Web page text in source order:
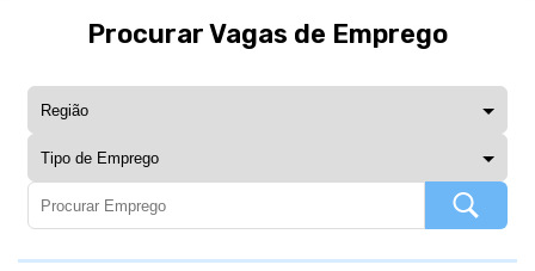
Procurar Vagas de Emprego